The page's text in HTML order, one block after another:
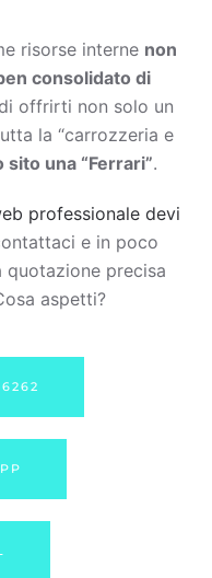
risorse interne non
consolidato di
offrirti non solo un
la “carrozzeria e
una “Ferrari”.
professionale devi
e in poco
precisa
aspetti?